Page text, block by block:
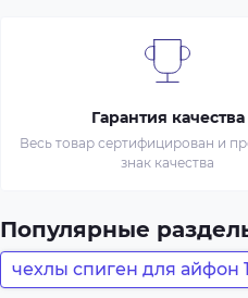
Гарантия качества
Весь товар сертифицирован и
знак качества
Популярные
чехлы спиген для айфон